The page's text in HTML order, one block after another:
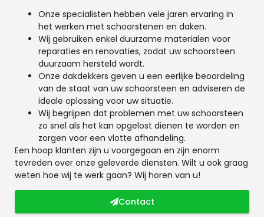
Onze specialisten hebben vele jaren ervaring in
het werken met schoorstenen en daken.
Wij gebruiken enkel duurzame materialen voor
reparaties en renovaties, zodat uw schoorsteen
duurzaam hersteld wordt.
Onze dakdekkers geven u een eerlijke beoordeling
van de staat van uw schoorsteen en adviseren de
ideale oplossing voor uw situatie.
Wij begrijpen dat problemen met uw schoorsteen
zo snel als het kan opgelost dienen te worden en
zorgen voor een vlotte afhandeling.
Een hoop klanten zijn u voorgegaan en zijn enorm
tevreden over onze geleverde diensten. Wilt u ook graag
weten hoe wij te werk gaan? Wij horen van u!
Contact